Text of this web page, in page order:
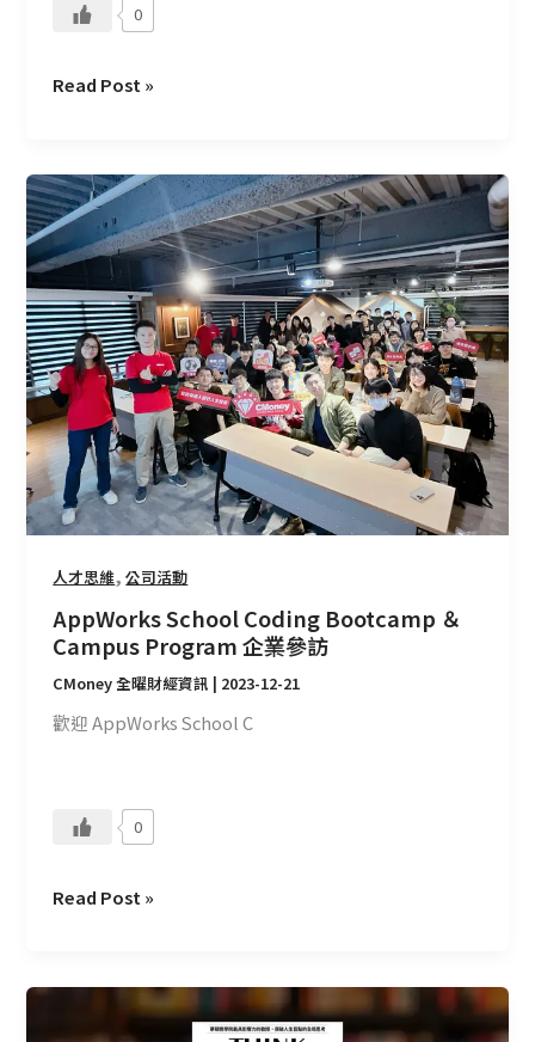
0
Read Post »
人才思維,公司活動
AppWorks School Coding Bootcamp ＆
Campus Program 企業參訪
CMoney 全曜財經資訊 | 2023-12-21
歡迎 AppWorks School C
0
AppWorks
School
Coding
Bootcamp
＆
Campus
Program
企
業
參
訪
Read Post »